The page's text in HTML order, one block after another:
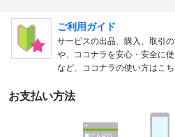
ご利用ガイド
サービスの出品、購入、取引
や、ココナラを安心・安全に
など、ココナラの使い方はこち
お支払い方法